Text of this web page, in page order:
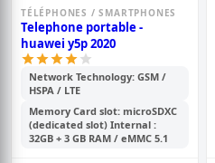
TÉLÉPHONES / SMARTPHONES
Telephone portable -
huawei y5p 2020
Network Technology: GSM /
HSPA / LTE
Memory Card slot: microSDXC
(dedicated slot) Internal :
32GB + 3 GB RAM / eMMC 5.1